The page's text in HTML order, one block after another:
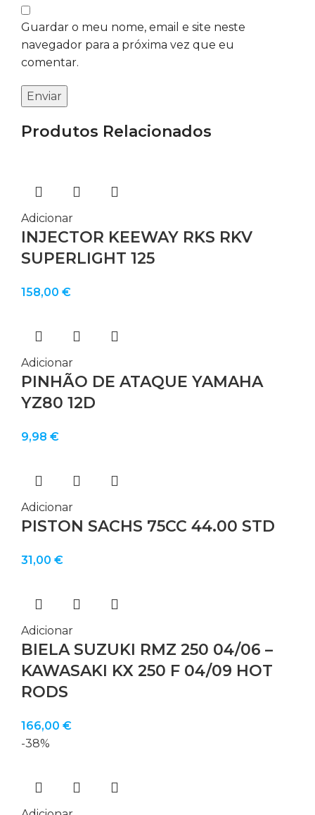
Guardar o meu nome, email e site neste
navegador para a próxima vez que eu
comentar.
Produtos Relacionados
Adicionar
INJECTOR KEEWAY RKS RKV
SUPERLIGHT 125
158,00 €
Adicionar
PINHÃO DE ATAQUE YAMAHA
YZ80 12D
9,98 €
Adicionar
PISTON SACHS 75CC 44.00 STD
31,00 €
Adicionar
BIELA SUZUKI RMZ 250 04/06 –
KAWASAKI KX 250 F 04/09 HOT
RODS
166,00 €
-38%